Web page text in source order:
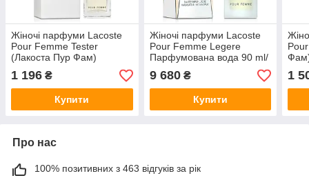
Жіночі парфуми Lacoste
Pour Femme Tester
(Лакоста Пур Фам)
Парфумована вода 90 ml/
мл Тестер
1 196 ₴
Купити
Жіночі парфуми Lacoste
Pour Femme Legere
Парфумована вода 90 ml/
мл
9 680₴
Купити
90
1
Про нас
100% позитивних з 463 відгуків за рік